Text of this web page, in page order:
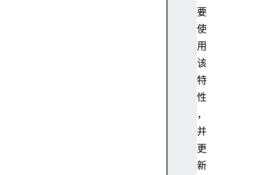
要
使
用
该
特
性
，
并
更
新